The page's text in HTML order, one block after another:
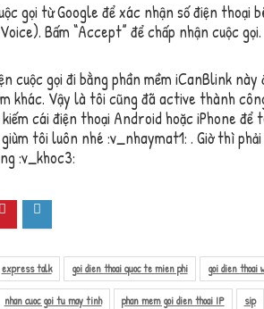
gọi từ Google để xác nhận số điện thoại
Bấm “Accept” để chấp nhận cuộc gọi.
cuộc gọi đi bằng phần mềm iCanBlink
khác. Vậy là tôi cũng đã active thành
cái điện thoại Android hoặc iPhone để
tôi luôn nhé :v_nhaymat1: . Giờ thì
:v_khoc3:
express talk goi dien thoai quoc te mien phi goi dien thoai
nhan cuoc goi tu may tinh phan mem goi dien thoai IP sip